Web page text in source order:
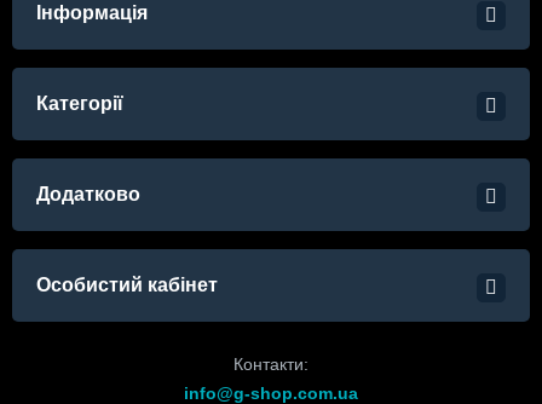
Інформація
Категорії
Додатково
Особистий кабінет
Контакти:
info@g-shop.com.ua